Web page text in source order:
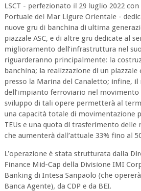
LSCT - perfezionato il 29 luglio 2022
Portuale del Mar Ligure Orientale -
nuove gru di banchina di ultima
piazzale ASC, e di altre gru dedicate al
miglioramento dell’infrastruttura nel
riguarderanno principalmente: la
banchina; la realizzazione di un
presso la Marina del Canaletto; infine,
dell’impianto ferroviario nel movimento
sviluppo di tali opere permetterà al
una capacità totale di movimentazione
TEUs e una quota di trasferimento
che aumenterà dall’attuale 33% fino al
L’operazione è stata strutturata dalla
Finance Mid-Cap della Divisione IMI
Banking di Intesa Sanpaolo (che
Banca Agente), da CDP e da BEI.